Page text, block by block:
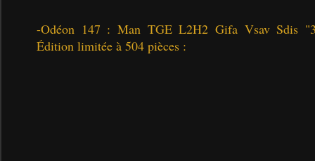
-Odéon 147 : Man TGE L2H2 Gifa Vsav Sdis
Édition limitée à 504 pièces :